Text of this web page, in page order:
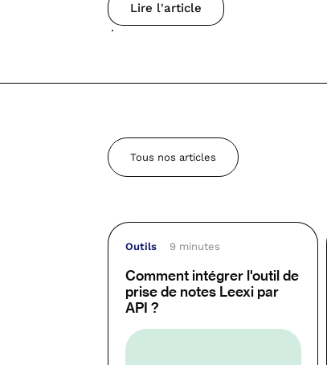
Lire l'article
Tous nos articles
Outils 9 minutes
Comment intégrer l'outil de
prise de notes Leexi par
API ?